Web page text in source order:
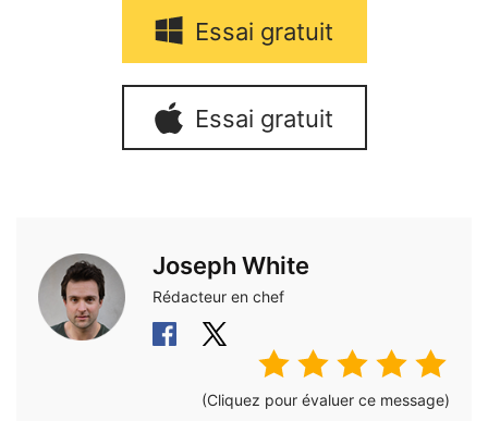
Essai gratuit
Essai gratuit
Joseph White
Rédacteur en chef
(Cliquez pour évaluer ce message)